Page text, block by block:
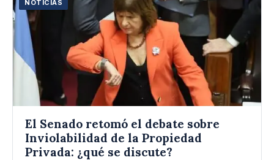
NOTICIAS
El Senado retomó el debate sobre
Inviolabilidad de la Propiedad
Privada: ¿qué se discute?